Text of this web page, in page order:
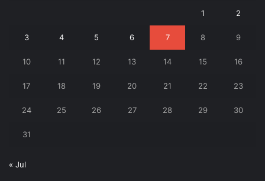
1 2
3 4 5 6 7 8 9
10 11 12 13 14 15 16
17 18 19 20 21 22 23
24 25 26 27 28 29 30
31
« Jul